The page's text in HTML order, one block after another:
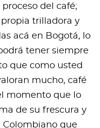
del café;
trilladora y
acá en Bogotá, lo
tener siempre
que como usted
mucho, café
momento que lo
de su frescura y
Colombiano que